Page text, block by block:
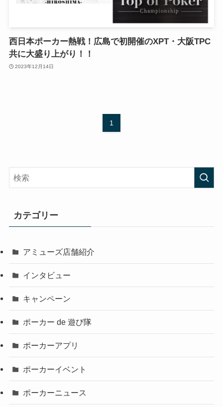
西日本ポーカー熱戦！広島で初開催のXPT・大阪TPC
共に大盛り上がり！！
2023年12月14日
1
カテゴリー
アミューズ店舗紹介
インタビュー
キャンペーン
ポーカー de 遊び隊
ポーカーアプリ
ポーカーイベント
ポーカーニュース